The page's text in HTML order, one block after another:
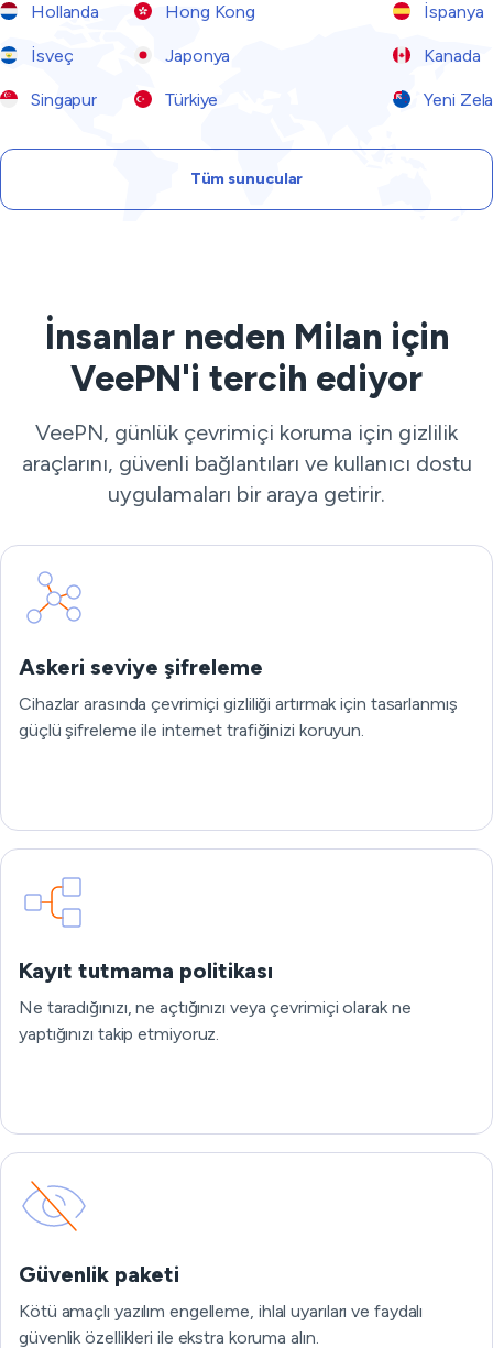
Hollanda Hong Kong İspanya
İsveç Japonya Kanada
Singapur Türkiye Yeni
Tüm sunucular
İnsanlar neden Milan için
VeePN'i tercih ediyor
VeePN, günlük çevrimiçi koruma için gizlilik
araçlarını, güvenli bağlantıları ve kullanıcı dostu
uygulamaları bir araya getirir.
Askeri seviye şifreleme
Cihazlar arasında çevrimiçi gizliliği artırmak için tasarlanmış
güçlü şifreleme ile internet trafiğinizi koruyun.
Kayıt tutmama politikası
Ne taradığınızı, ne açtığınızı veya çevrimiçi olarak ne
yaptığınızı takip etmiyoruz.
Güvenlik paketi
Kötü amaçlı yazılım engelleme, ihlal uyarıları ve faydalı
güvenlik özellikleri ile ekstra koruma alın.